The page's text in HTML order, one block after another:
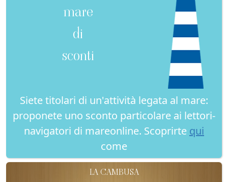
mare
di
sconti
Siete titolari di un'attività legata al mare:
proponete uno sconto particolare ai lettori-
navigatori di mareonline. Scoprirte qui
come
LA CAMBUSA